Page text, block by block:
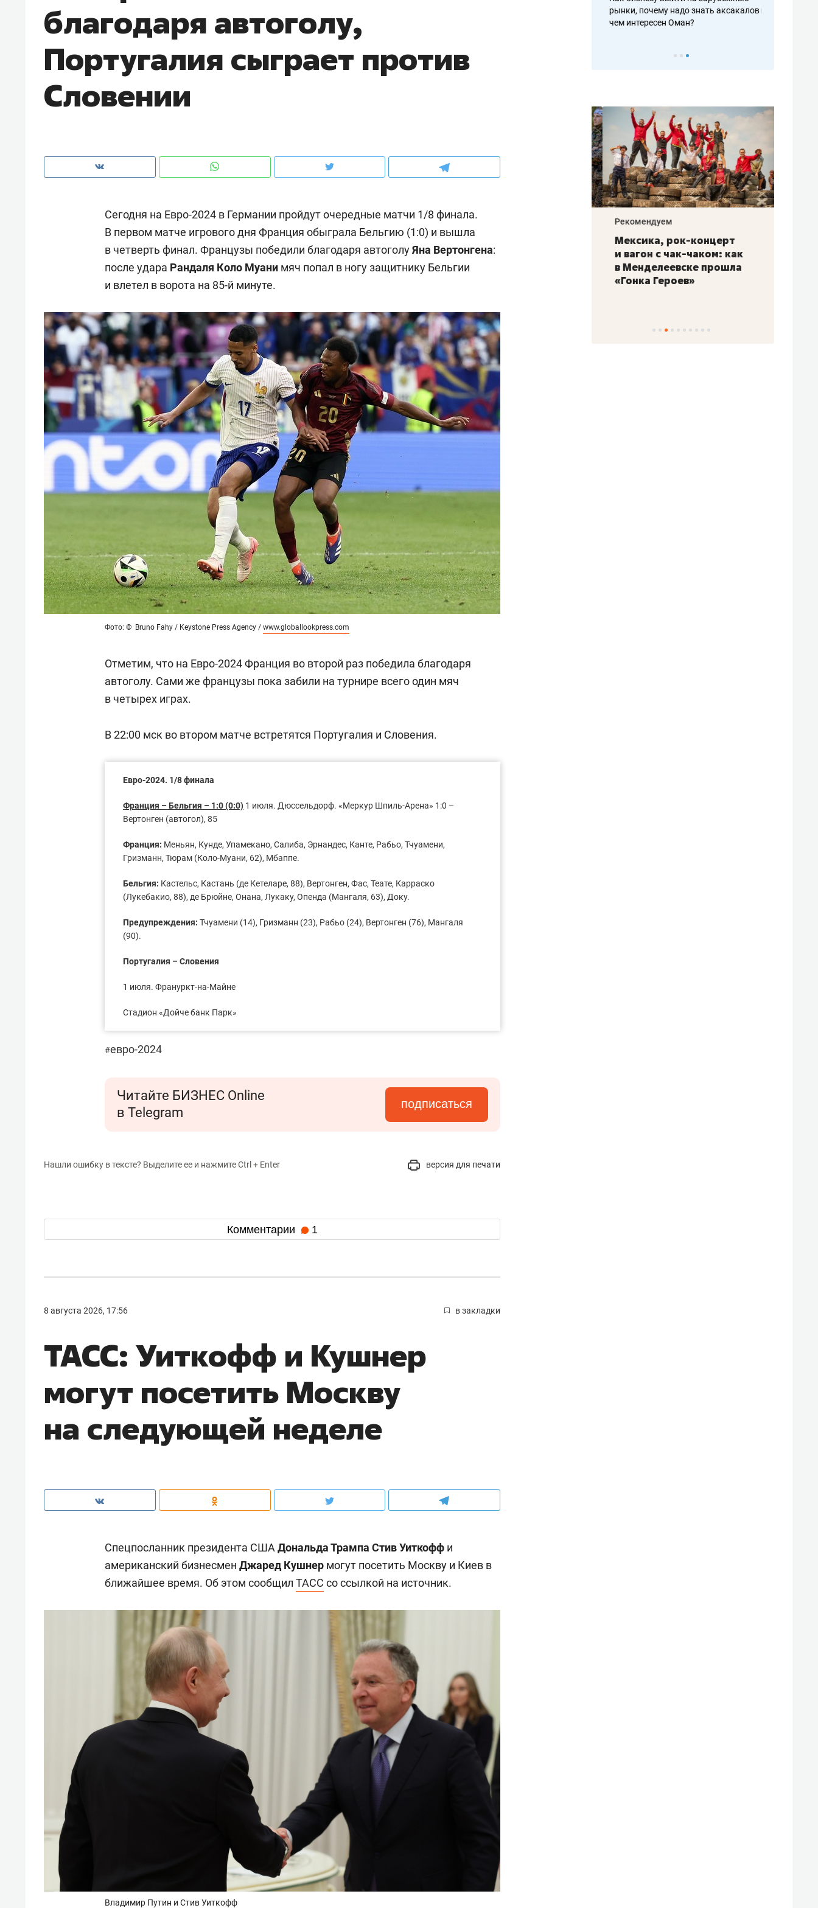
благодаря автоголу,
Португалия сыграет против
Словении
Сегодня на Евро-2024 в Германии пройдут очередные матчи 1/8 финала.
В первом матче игрового дня Франция обыграла Бельгию (1:0) и вышла
в четверть финал. Французы победили благодаря автоголуЯна Вертонгена:
после удара Рандаля Коло Муани мяч попал в ногу защитнику Бельгии
и влетел в ворота на 85-й минуте.
Фото: © Bruno Fahy / Keystone Press Agency / www.globallookpress.com
Отметим, что на Евро-2024 Франция во второй раз победила благодаря
автоголу. Сами же французы пока забили на турнире всего один мяч
в четырех играх.
В 22:00 мск во втором матче встретятся Португалия и Словения.
Евро-2024. 1/8 финала
Франция – Бельгия – 1:0 (0:0) 1 июля. Дюссельдорф. «Меркур Шпиль-Арена» 1:0 –
Вертонген (автогол), 85
Франция: Меньян, Кунде, Упамекано, Салиба, Эрнандес, Канте, Рабьо, Тчуамени,
Гризманн, Тюрам (Коло-Муани, 62), Мбаппе.
Бельгия: Кастельс, Кастань (де Кетеларе, 88), Вертонген, Фас, Теате, Карраско
(Лукебакио, 88), де Брюйне, Онана, Лукаку, Опенда (Мангаля, 63), Доку.
Предупреждения: Тчуамени (14), Гризманн (23), Рабьо (24), Вертонген (76), Мангаля
(90).
Португалия – Словения
1 июля. Франуркт-на-Майне
Стадион «Дойче банк Парк»
#евро-2024
Читайте БИЗНЕС Online
в Telegram
подписаться
Нашли ошибку в тексте? Выделите ее и нажмите Ctrl + Enter версия для печати
Комментарии 1
8 августа 2026, 17:56 в закладки
ТАСС: Уиткофф и Кушнер
могут посетить Москву
на следующей неделе
Спецпосланник президента СШАДональда Трампа Стив Уиткофф и
американский бизнесмен Джаред Кушнер могут посетить Москву и Киев в
ближайшее время. Об этом сообщил ТАСС со ссылкой на источник.
Владимир Путин и Стив Уиткофф
чем интересен Оман?
клиентах и чудных запросах мастеров
рынки, почему надо знать аксакалов и
чем интересен Оман?
Рекомендуем
Как ГК «МИР ГРУПП» и ВТБ
создают оазис жилого
комфорта под Казанью
Рекомендуем
150 камер до квартиры и Face
ID вместо ключа: какой будет
безопасность в ЖК «Нова»
Рекомендуем
Опыт выживания в дикой
природе, работа
с ментальным и физическим
Рекомендуем
Мексика, рок-концерт
и вагон с чак-чаком: как
в Менделеевске прошла
«Гонка Героев»